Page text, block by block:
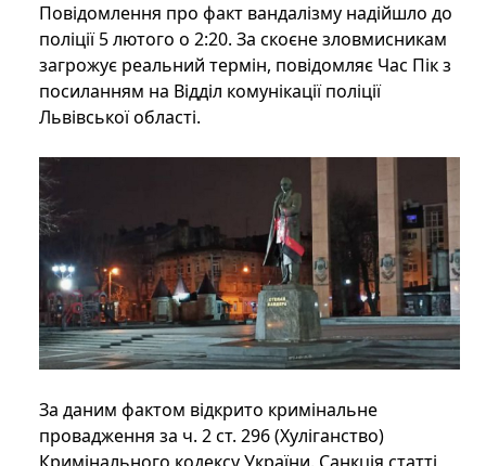
Повідомлення про факт вандалізму надійшло до
поліції 5 лютого о 2:20. За скоєне зловмисникам
загрожує реальний термін, повідомляє Час Пік з
посиланням на Відділ комунікації поліції
Львівської області.
За даним фактом відкрито кримінальне
провадження за ч. 2 ст. 296 (Хуліганство)